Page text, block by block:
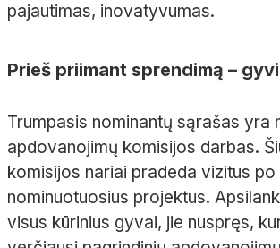
pajautimas, inovatyvumas.
Prieš priimant sprendimą –
Trumpasis nominantų sąrašas yra
apdovanojimų komisijos darbas.
komisijos nariai pradeda vizitus po
nominuotuosius projektus.
visus kūrinius gyvai, jie nuspręs,